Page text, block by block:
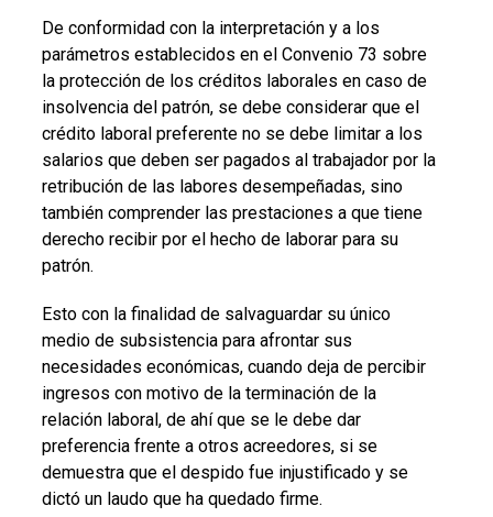
De conformidad con la interpretación y a los
parámetros establecidos en el Convenio 73 sobre
la protección de los créditos laborales en caso de
insolvencia del patrón, se debe considerar que el
crédito laboral preferente no se debe limitar a los
salarios que deben ser pagados al trabajador por la
retribución de las labores desempeñadas, sino
también comprender las prestaciones a que tiene
derecho recibir por el hecho de laborar para su
patrón.
Esto con la finalidad de salvaguardar su único
medio de subsistencia para afrontar sus
necesidades económicas, cuando deja de percibir
ingresos con motivo de la terminación de la
relación laboral, de ahí que se le debe dar
preferencia frente a otros acreedores, si se
demuestra que el despido fue injustificado y se
dictó un laudo que ha quedado firme.